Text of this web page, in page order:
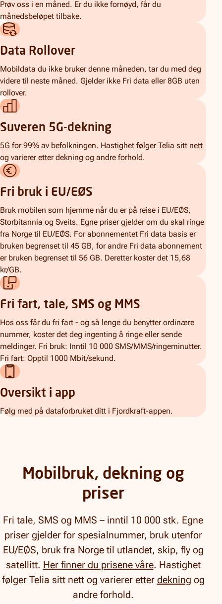
Prøv oss i en måned. Er du ikke fornøyd, får du
månedsbeløpet tilbake.
Data Rollover
Mobildata du ikke bruker denne måneden, tar du med deg
videre til neste måned. Gjelder ikke Fri data eller 8GB uten
rollover.
Suveren 5G-dekning
5G for 99% av befolkningen. Hastighet følger Telia sitt nett
og varierer etter dekning og andre forhold.
Fri bruk i EU/EØS
Bruk mobilen som hjemme når du er på reise i EU/EØS,
Storbitannia og Sveits. Egne priser gjelder om du skal ringe
fra Norge til EU/EØS. For abonnementet Fri data basis er
bruken begrenset til 45 GB, for andre Fri data abonnement
er bruken begrenset til 56 GB. Deretter koster det 15,68
kr/GB.
Fri fart, tale, SMS og MMS
Hos oss får du fri fart - og så lenge du benytter ordinære
nummer, koster det deg ingenting å ringe eller sende
meldinger. Fri bruk: Inntil 10 000 SMS/MMS/ringeminutter.
Fri fart: Opptil 1000 Mbit/sekund.
Oversikt i app
Følg med på dataforbruket ditt i Fjordkraft-appen.
Mobilbruk, dekning og
priser
Fri tale, SMS og MMS – inntil 10 000 stk. Egne
priser gjelder for spesialnummer, bruk utenfor
EU/EØS, bruk fra Norge til utlandet, skip, fly og
satellitt. Her finner du prisene våre. Hastighet
følger Telia sitt nett og varierer etter dekning og
andre forhold.